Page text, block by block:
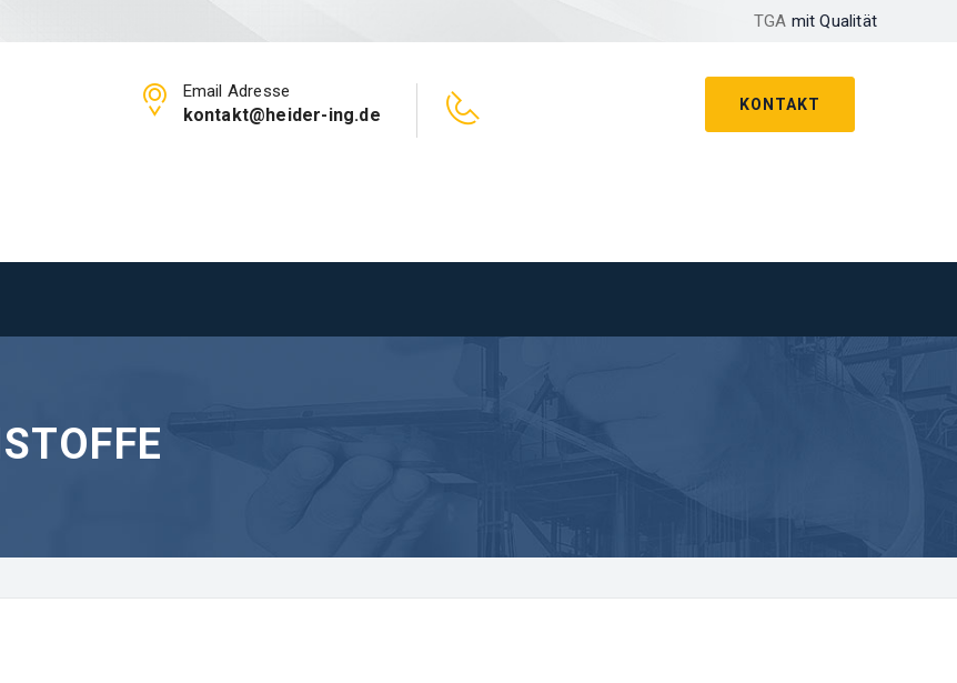
TGA mit Qualität
KONTAKT
Email Adresse
kontakt@heider-ing.de